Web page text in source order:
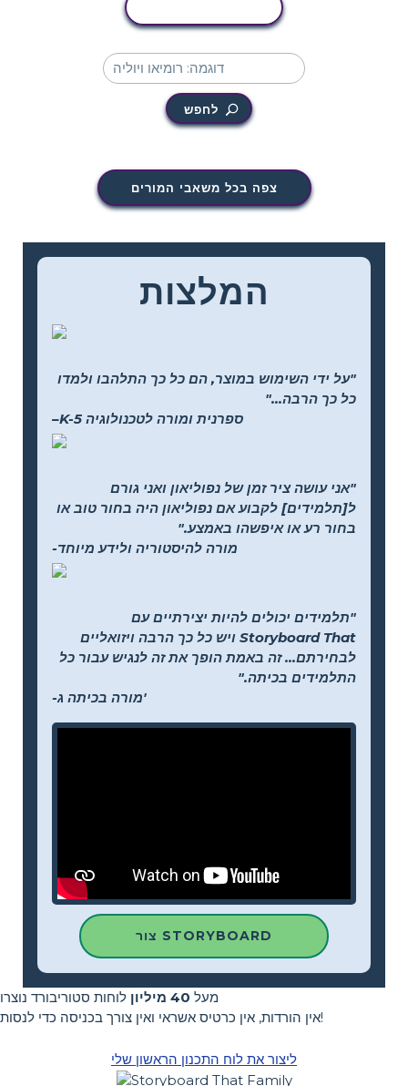
לחפש
צפה בכל משאבי המורים
המלצות
"על ידי השימוש במוצר, הם כל כך התלהבו ולמדו
כל כך הרבה..."
–K-5 ספרנית ומורה לטכנולוגיה
"אני עושה ציר זמן של נפוליאון ואני גורם
ל[תלמידים] לקבוע אם נפוליאון היה בחור טוב או
בחור רע או איפשהו באמצע."
-מורה להיסטוריה ולידע מיוחד
"תלמידים יכולים להיות יצירתיים עם
Storyboard That ויש כל כך הרבה ויזואליים
לבחירתם... זה באמת הופך את זה לנגיש עבור כל
התלמידים בכיתה."
-מורה בכיתה ג'
צור STORYBOARD
מעל 40 מיליון
לוחות סטוריבורד נוצרו
אין הורדות, אין כרטיס אשראי ואין צורך בכניסה כדי לנסות!
ליצור את לוח התכנון הראשון שלי